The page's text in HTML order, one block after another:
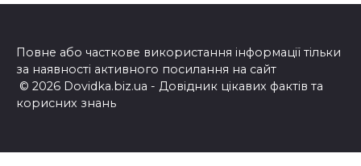
Повне або часткове використання інформації тільки
за наявності активного посилання на сайт
© 2026 Dovidka.biz.ua - Довідник цікавих фактів та
корисних знань